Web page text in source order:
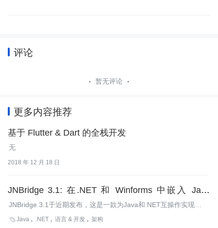
评论
暂无评论
更多内容推荐
基于 Flutter & Dart 的全栈开发
无
2018 年 12 月 18 日
JNBridge 3.1: 在.NET 和 Winforms 中嵌入 Java
SWT/Swing
JNBridge 3.1于近期发布，这是一款为Java和.NET互操作实现建
立桥梁的工具。JNBridge 3.1版本提供了Java AWT/SWT以及
Java .NET 语言 & 开发 架构